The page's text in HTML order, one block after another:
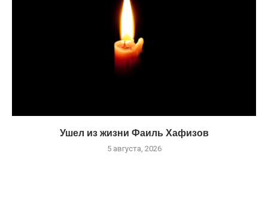
Ушел из жизни Фаиль Хафизов
5 августа, 2026